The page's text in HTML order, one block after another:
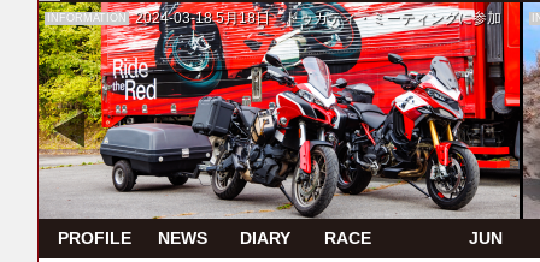
INFORMATION 2024-03-18 5月18日 ドゥカティ・ミーティングに参加
PROFILE NEWS DIARY RACE JUN